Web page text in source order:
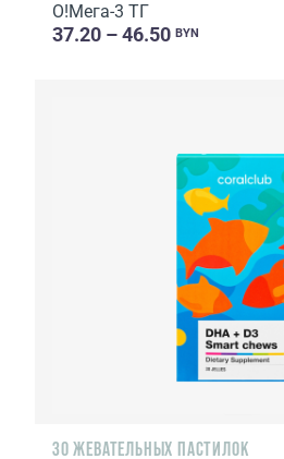
О!Мега-3 ТГ
37.20 – 46.50 BYN
30 ЖЕВАТЕЛЬНЫХ ПАСТИЛОК